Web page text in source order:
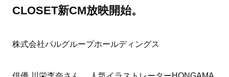
CLOSET新CM放映開始。
株式会社パルグループホールディングス